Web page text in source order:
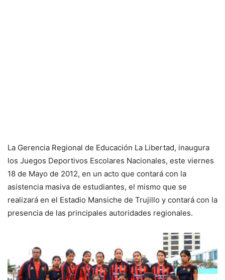
La Gerencia Regional de Educación La Libertad, inaugura
los Juegos Deportivos Escolares Nacionales, este viernes
18 de Mayo de 2012, en un acto que contará con la
asistencia masiva de estudiantes, el mismo que se
realizará en el Estadio Mansiche de Trujillo y contará con la
presencia de las principales autoridades regionales.